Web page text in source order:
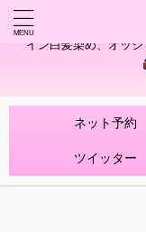
艶ツヤヘアカラー！髪
イン白髪染め、オッ
ネット予約
ツイッター